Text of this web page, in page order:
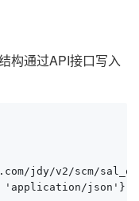
构通过API接口写入
jdy/v2/scm/
json'}